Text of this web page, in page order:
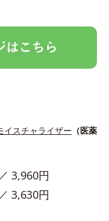
イスチャライザー （医薬
3,960円
3,630円